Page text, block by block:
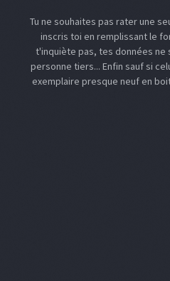
Tu ne souhaites pas rater une
inscris toi en remplissant le
t'inquiète pas, tes données ne
personne tiers... Enfin sauf si
exemplaire presque neuf en